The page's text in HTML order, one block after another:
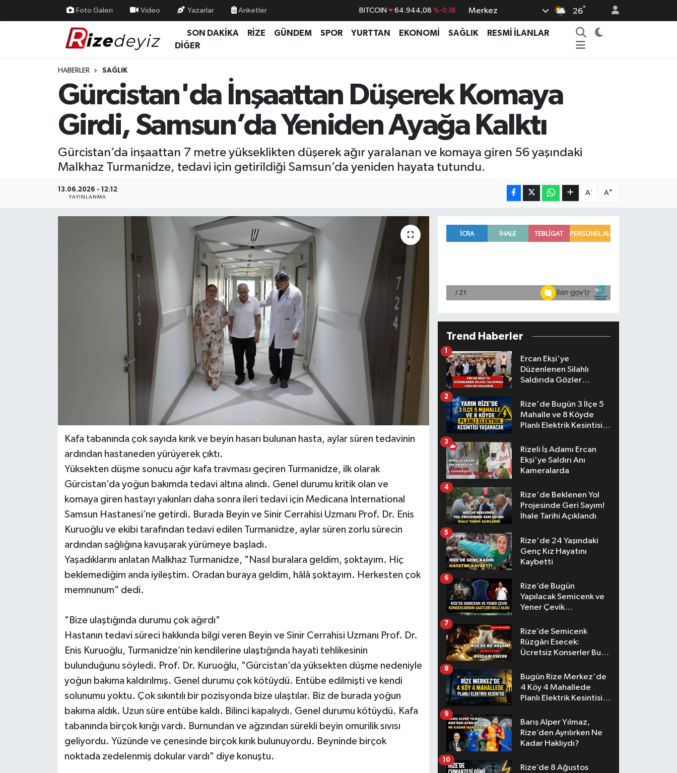
Foto Galeri Video Yazarlar Anketler
47,7436
EURO 55,2510 %0.32
BİST100 13.779 %-14
Merkez 26°
SON DAKİKA RİZE GÜNDEM SPOR YURTTAN EKONOMİ SAĞLIK
RESMİ İLANLAR
DİĞER
HABERLER SAĞLIK
Gürcistan'da İnşaattan Düşerek Komaya
Girdi, Samsun’da Yeniden Ayağa Kalktı
Gürcistan’da inşaattan 7 metre yükseklikten düşerek ağır yaralanan ve komaya giren 56 yaşındaki
Malkhaz Turmanidze, tedavi için getirildiği Samsun’da yeniden hayata tutundu.
13.06.2026 - 12:12
YAYINLANMA
A- A+
Kafa tabanında çok sayıda kırık ve beyin hasarı bulunan hasta, aylar süren tedavinin
ardından hastaneden yürüyerek çıktı.
Yüksekten düşme sonucu ağır kafa travması geçiren Turmanidze, ilk olarak
Gürcistan’da yoğun bakımda tedavi altına alındı. Genel durumu kritik olan ve
komaya giren hastayı yakınları daha sonra ileri tedavi için Medicana International
Samsun Hastanesi’ne getirdi. Burada Beyin ve Sinir Cerrahisi Uzmanı Prof. Dr. Enis
Kuruoğlu ve ekibi tarafından tedavi edilen Turmanidze, aylar süren zorlu sürecin
ardından sağlığına kavuşarak yürümeye başladı.
Yaşadıklarını anlatan Malkhaz Turmanidze, "Nasıl buralara geldim, şoktayım. Hiç
beklemediğim anda iyileştim. Oradan buraya geldim, hâlâ şoktayım. Herkesten çok
memnunum" dedi.
"Bize ulaştığında durumu çok ağırdı"
Hastanın tedavi süreci hakkında bilgi veren Beyin ve Sinir Cerrahisi Uzmanı Prof. Dr.
Enis Kuruoğlu, Turmanidze’nin kendilerine ulaştığında hayati tehlikesinin
bulunduğunu söyledi. Prof. Dr. Kuruoğlu, "Gürcistan’da yüksekten düşme nedeniyle
yoğun bakıma kaldırılmış. Genel durumu çok kötüydü. Entübe edilmişti ve kendi
solunumu yoktu. Çok sıkıntılı bir pozisyonda bize ulaştılar. Biz de burada yoğun
bakıma aldık. Uzun süre entübe kaldı. Bilinci kapalıydı. Genel durumu kötüydü. Kafa
tabanında birçok kırığı vardı. Burnundan ve ağzından sürekli beyin omurilik sıvısı
geliyordu. Yüzünde ve çenesinde birçok kırık bulunuyordu. Beyninde birçok
noktada zedelenmiş dokular vardı" diye konuştu.
Trend Haberler
Ercan Ekşi'ye
Düzenlenen Silahlı
Saldırıda Gözler
1
Rize'de Bugün 3 İlçe 5
Mahalle ve 8 Köyde
Planlı Elektrik Kesintisi
2
Rizeli İş Adamı Ercan
Ekşi'ye Saldırı Anı
Kameralarda
3
Rize'de Beklenen Yol
Projesinde Geri Sayım!
İhale Tarihi Açıklandı
4
Rize'de 24 Yaşındaki
Genç Kız Hayatını
Kaybetti
5
Rize’de Bugün
Yapılacak Semicenk ve
Yener Çevik
Belli Oldu
6
Rize’de Semicenk
Rüzgârı Esecek:
Ücretsiz Konserler Bu
7
Bugün Rize Merkez'de
4 Köy 4 Mahallede
Planlı Elektrik Kesintisi
8
Barış Alper Yılmaz,
Rize’den Ayrılırken Ne
Kadar Haklıydı?
9
Rize’de 8 Ağustos
10
Yurttan Haberler
Ekonomi
Rize Nöbetçi Eczaneler
Rize Trafik Yoğunluk Haritası
Süper Lig Puan Durumu ve Fikstür
Son Dakika Haberleri
Haber Arşivi